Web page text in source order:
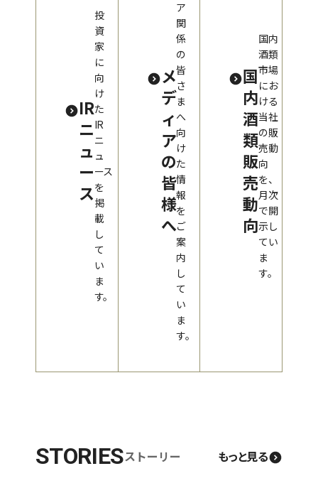
IR
ニ
ュ
ー
ス
投
資
家
に
向
け
た
IR
ニ
ュ
ース
を
掲
載
し
て
い
ま
す。
メ
デ
ィ
ア
の
皆
様
へ
ア
関
係
の
皆
さ
ま
へ
向
け
た
情
報
を
ご
案
内
し
て
い
ま
す。
国
内
酒
類
販
売
動
向
国内
酒類
市場
にお
ける
当社
の販
売動
向
を、
月次
で開
示し
てい
ま
す。
STORIESストーリー もっと見る